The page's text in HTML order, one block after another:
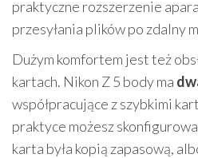
praktyczne rozszerzenie
przesyłania plików po zdalny
Dużym komfortem jest też
kartach. Nikon Z 5 body ma
współpracujące z szybkimi
praktyce możesz
karta była kopią zapasową,